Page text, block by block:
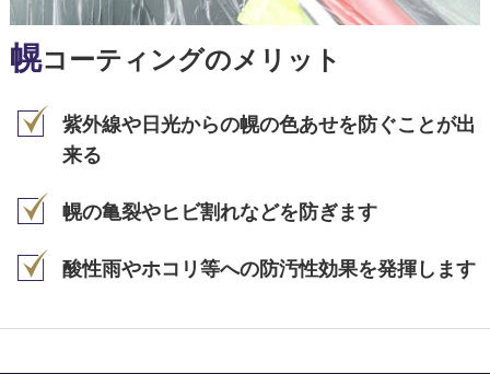
幌コーティングのメリット
紫外線や日光からの幌の色あせを防ぐことが出
来る
幌の亀裂やヒビ割れなどを防ぎます
酸性雨やホコリ等への防汚性効果を発揮します